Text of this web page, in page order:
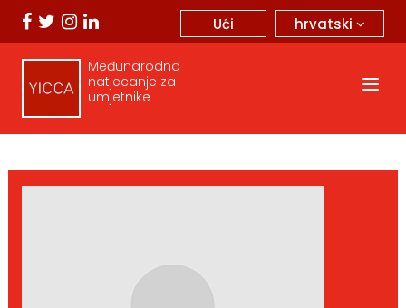
hrvatski
Ući
Međunarodno
natjecanje za
umjetnike